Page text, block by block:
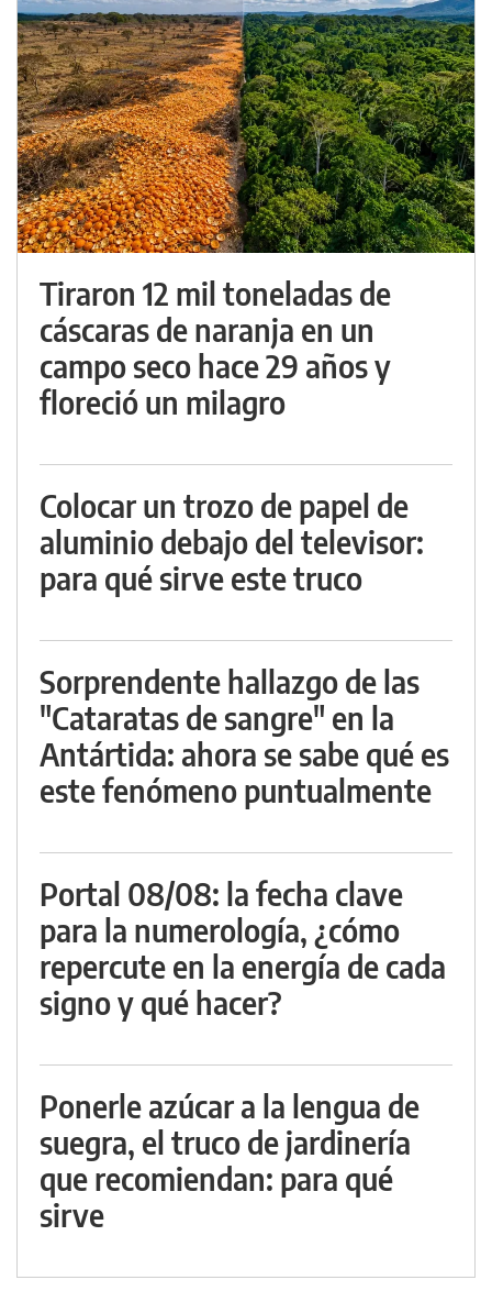
Tiraron 12 mil toneladas de
cáscaras de naranja en un
campo seco hace 29 años y
floreció un milagro
Colocar un trozo de papel de
aluminio debajo del televisor:
para qué sirve este truco
Sorprendente hallazgo de las
"Cataratas de sangre" en la
Antártida: ahora se sabe qué es
este fenómeno puntualmente
Portal 08/08: la fecha clave
para la numerología, ¿cómo
repercute en la energía de cada
signo y qué hacer?
Ponerle azúcar a la lengua de
suegra, el truco de jardinería
que recomiendan: para qué
sirve